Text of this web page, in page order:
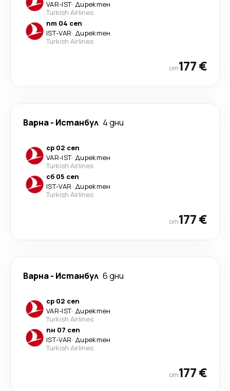
VAR-IST· Директен
Turkish Airlines
пт 04 сеп
IST-VAR· Директен
Turkish Airlines
от177 €
Варна- Истанбул 4 дни
ср 02 сеп
VAR-IST· Директен
Turkish Airlines
сб 05 сеп
IST-VAR· Директен
Turkish Airlines
от177 €
Варна- Истанбул 6 дни
ср 02 сеп
VAR-IST· Директен
Turkish Airlines
пн 07 сеп
IST-VAR· Директен
Turkish Airlines
от177 €